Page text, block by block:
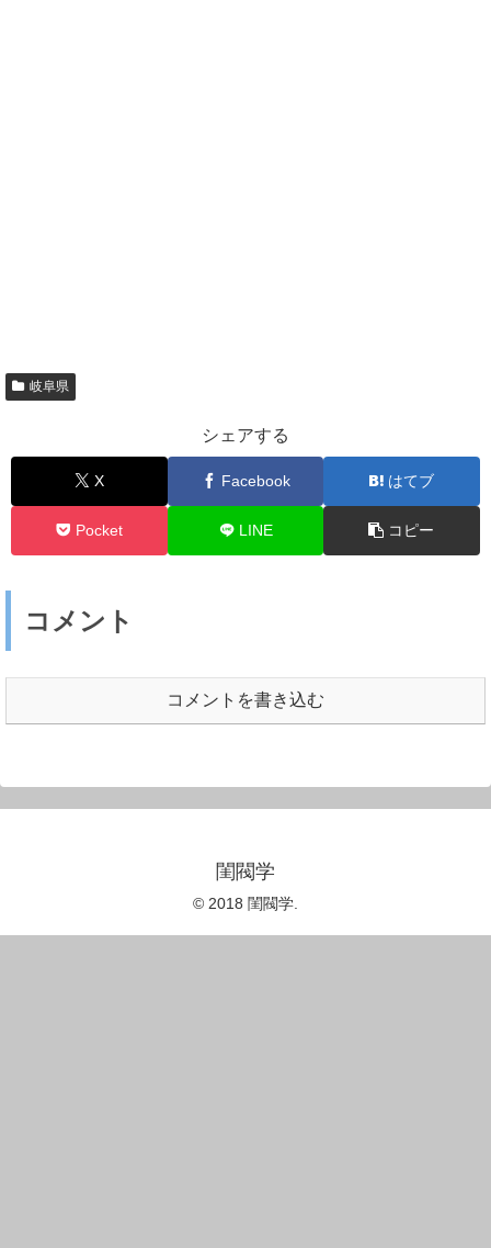
岐阜県
シェアする
X Facebook はてブ
Pocket LINE コピー
コメント
コメントを書き込む
閨閥学
© 2018 閨閥学.